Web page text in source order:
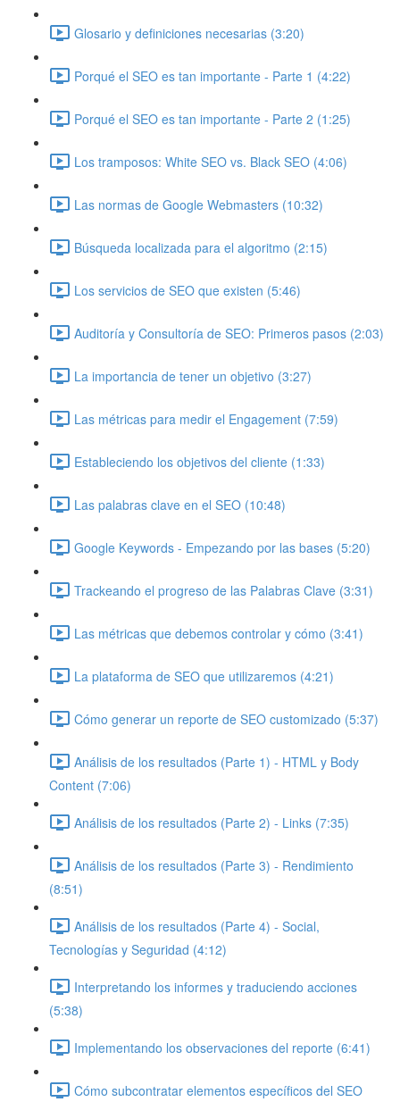
Glosario y definiciones necesarias (3:20)
Porqué el SEO es tan importante - Parte 1 (4:22)
Porqué el SEO es tan importante - Parte 2 (1:25)
Los tramposos: White SEO vs. Black SEO (4:06)
Las normas de Google Webmasters (10:32)
Búsqueda localizada para el algoritmo (2:15)
Los servicios de SEO que existen (5:46)
Auditoría y Consultoría de SEO: Primeros pasos (2:03)
La importancia de tener un objetivo (3:27)
Las métricas para medir el Engagement (7:59)
Estableciendo los objetivos del cliente (1:33)
Las palabras clave en el SEO (10:48)
Google Keywords - Empezando por las bases (5:20)
Trackeando el progreso de las Palabras Clave (3:31)
Las métricas que debemos controlar y cómo (3:41)
La plataforma de SEO que utilizaremos (4:21)
Cómo generar un reporte de SEO customizado (5:37)
Análisis de los resultados (Parte 1) - HTML y Body
Content (7:06)
Análisis de los resultados (Parte 2) - Links (7:35)
Análisis de los resultados (Parte 3) - Rendimiento
(8:51)
Análisis de los resultados (Parte 4) - Social,
Tecnologías y Seguridad (4:12)
Interpretando los informes y traduciendo acciones
(5:38)
Implementando los observaciones del reporte (6:41)
Cómo subcontratar elementos específicos del SEO